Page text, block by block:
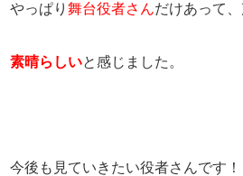
やっぱり舞台役者さんだけあって
素晴らしいと感じました。
今後も見ていきたい役者さんです！